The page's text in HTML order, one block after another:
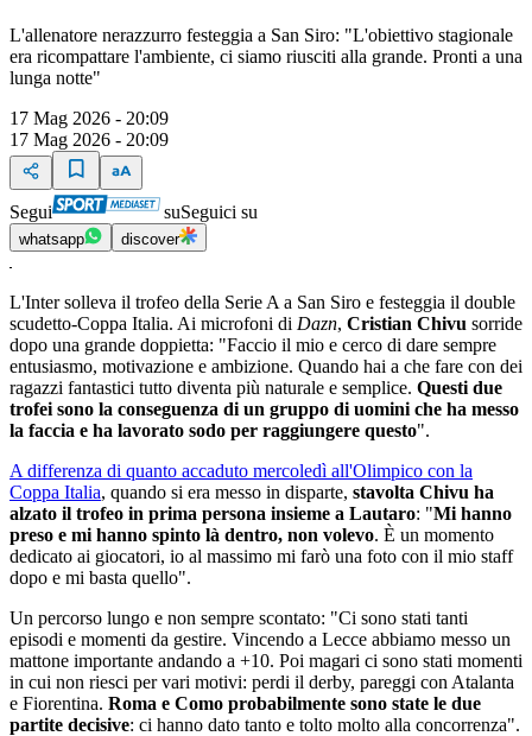
L'allenatore nerazzurro festeggia a San Siro: "L'obiettivo stagionale
era ricompattare l'ambiente, ci siamo riusciti alla grande. Pronti a una
lunga notte"
17 Mag 2026 - 20:09
17 Mag 2026 - 20:09
Segui suSeguici su
whatsapp discover
L'Inter solleva il trofeo della Serie A a San Siro e festeggia il double
scudetto-Coppa Italia. Ai microfoni di Dazn, Cristian Chivu sorride
dopo una grande doppietta: "Faccio il mio e cerco di dare sempre
entusiasmo, motivazione e ambizione. Quando hai a che fare con dei
ragazzi fantastici tutto diventa più naturale e semplice. Questi due
trofei sono la conseguenza di un gruppo di uomini che ha messo
la faccia e ha lavorato sodo per raggiungere questo".
A differenza di quanto accaduto mercoledì all'Olimpico con la
Coppa Italia, quando si era messo in disparte, stavolta Chivu ha
alzato il trofeo in prima persona insieme a Lautaro: "Mi hanno
preso e mi hanno spinto là dentro, non volevo. È un momento
dedicato ai giocatori, io al massimo mi farò una foto con il mio staff
dopo e mi basta quello".
Un percorso lungo e non sempre scontato: "Ci sono stati tanti
episodi e momenti da gestire. Vincendo a Lecce abbiamo messo un
mattone importante andando a +10. Poi magari ci sono stati momenti
in cui non riesci per vari motivi: perdi il derby, pareggi con Atalanta
e Fiorentina. Roma e Como probabilmente sono state le due
partite decisive: ci hanno dato tanto e tolto molto alla concorrenza".